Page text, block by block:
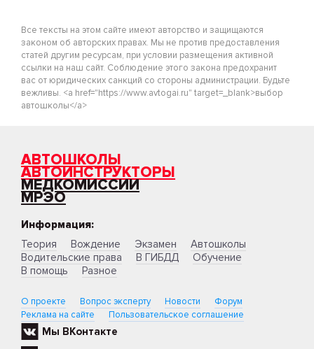
Все тексты на этом сайте имеют авторство и защищаются
законом об авторских правах. Мы не против предоставления
статей другим ресурсам, при условии размещения активной
ссылки на наш сайт. Соблюдение этого закона предохранит
вас от юридических санкций со стороны администрации. Будьте
вежливы. <a href="https://www.avtogai.ru" target=_blank>выбор
автошколы</a>
АВТОШКОЛЫ
АВТОИНСТРУКТОРЫ
МЕДКОМИССИИ
МРЭО
Информация:
Теория
Вождение Экзамен
Автошколы
Водительские права
В ГИБДД
Обучение
В помощь
Разное
О проекте Вопрос эксперту Новости
Форум
Реклама на сайте
Пользовательское соглашение
Мы ВКонтакте